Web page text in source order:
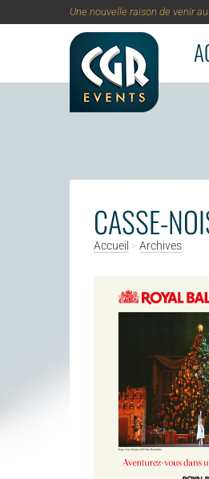
Aller au contenu principal
Une nouvelle raison de venir
CASSE-
Accueil >Archives